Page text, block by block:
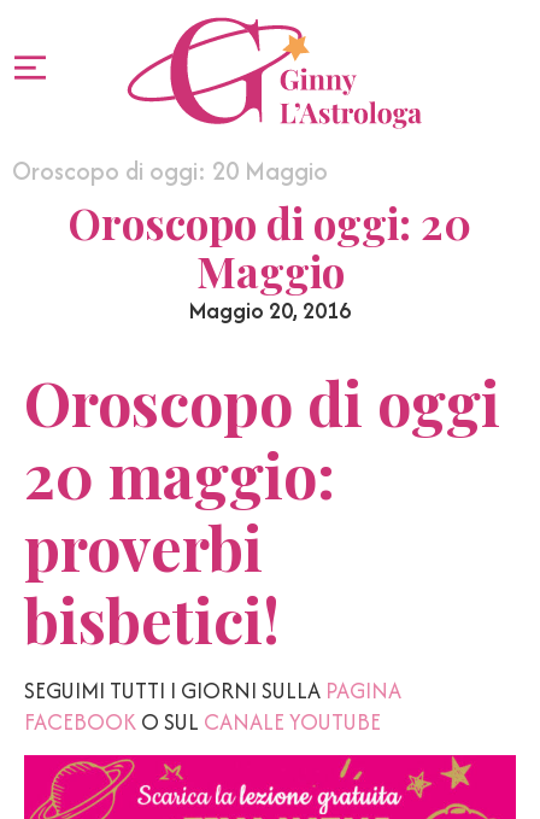
Oroscopo di oggi: 20 Maggio
Oroscopo di oggi: 20
Maggio
Maggio 20, 2016
Oroscopo di oggi
20 maggio:
proverbi
bisbetici!
SEGUIMI TUTTI I GIORNI SULLA PAGINA
FACEBOOKO SUL CANALE YOUTUBE